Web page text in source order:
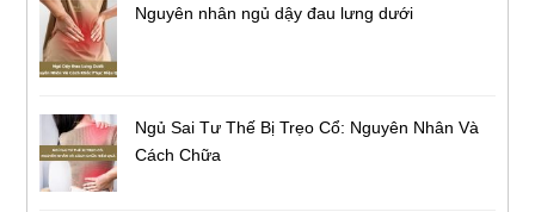
Nguyên nhân ngủ dậy đau lưng dưới
Ngủ Sai Tư Thế Bị Trẹo Cổ: Nguyên Nhân Và
Cách Chữa